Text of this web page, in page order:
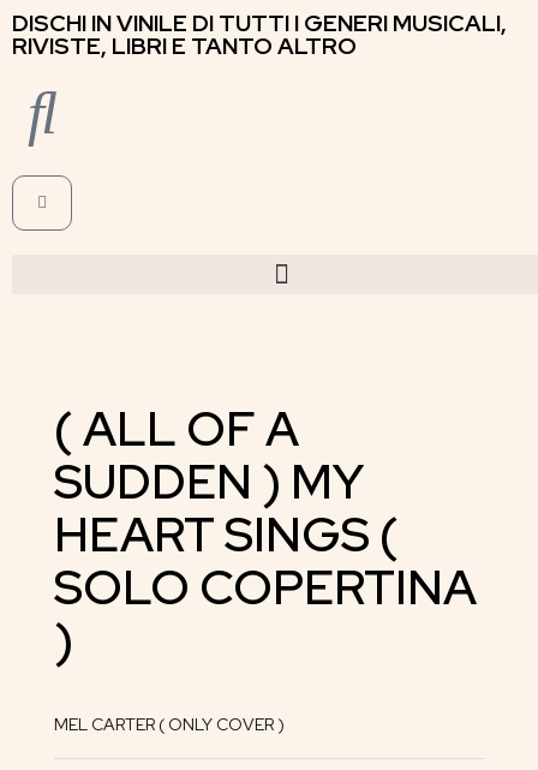
DISCHI IN VINILE DI TUTTI I GENERI MUSICALI,
RIVISTE, LIBRI E TANTO ALTRO
( ALL OF A
SUDDEN ) MY
HEART SINGS (
SOLO COPERTINA
)
MEL CARTER ( ONLY COVER )